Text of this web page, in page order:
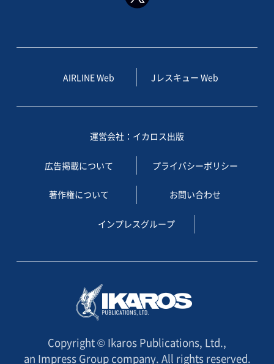
AIRLINE Web Jレスキュー Web
運営会社：イカロス出版
広告掲載について プライバシーポリシー
著作権について お問い合わせ
インプレスグループ
Copyright © Ikaros Publications, Ltd.,
an Impress Group company. All rights reserved.